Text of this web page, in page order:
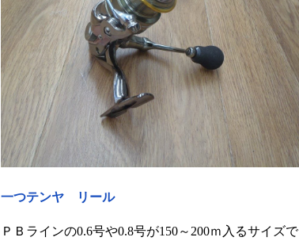
一つテンヤ リール
ＰＢラインの0.6号や0.8号が150～200ｍ入るサイズで